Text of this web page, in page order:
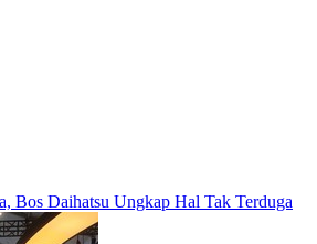
Bos Daihatsu Ungkap Hal Tak Terduga